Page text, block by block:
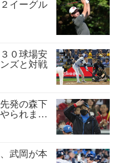
イーグル
０球場安
ズと対戦
発の森下
られまし
武岡が本